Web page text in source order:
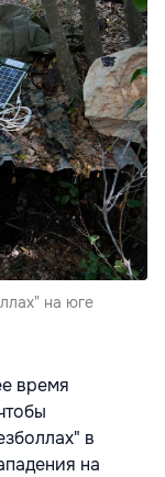
на юге
время
в
на